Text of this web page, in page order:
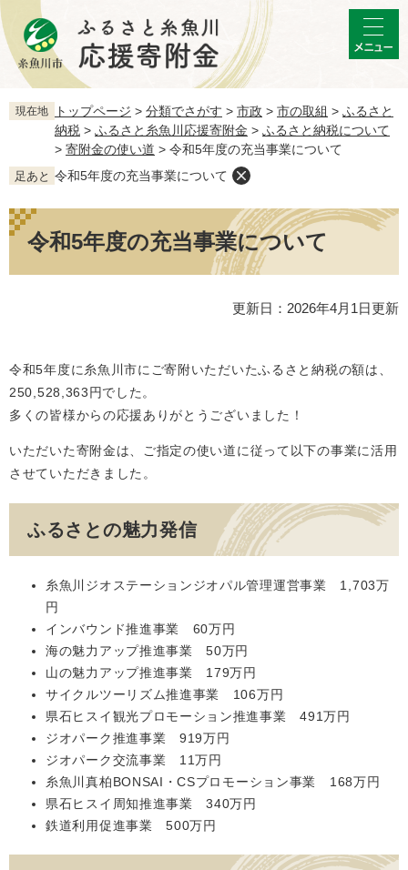
ペ
ー
ジ
頭
で
メ
ニ
ュ
飛
ば
へ
メ
ニ
現在地 トップページ > 分類でさがす > 市政 > 市の取組 > ふるさと
納税 > ふるさと糸魚川応援寄附金 > ふるさと納税について
> 寄附金の使い道 > 令和5年度の充当事業について
足あと 令和5年度の充当事業について
本
文
令和5年度の充当事業について
更新日：2026年4月1日更新
令和5年度に糸魚川市にご寄附いただいたふるさと納税の額は、
250,528,363円でした。
多くの皆様からの応援ありがとうございました！
いただいた寄附金は、ご指定の使い道に従って以下の事業に活用
させていただきました。
ふるさとの魅力発信
糸魚川ジオステーションジオパル管理運営事業 1,703万
円
インバウンド推進事業 60万円
海の魅力アップ推進事業 50万円
山の魅力アップ推進事業 179万円
サイクルツーリズム推進事業 106万円
県石ヒスイ観光プロモーション推進事業 491万円
ジオパーク推進事業 919万円
ジオパーク交流事業 11万円
糸魚川真柏BONSAI・CSプロモーション事業 168万円
県石ヒスイ周知推進事業 340万円
鉄道利用促進事業 500万円